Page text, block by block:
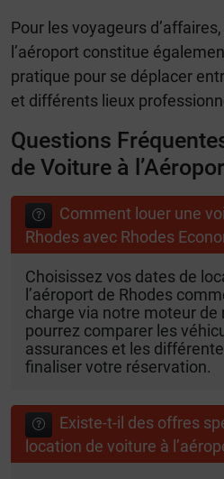
Pour les voyageurs
l’aéroport constitue
pratique pour se déplacer
et différents lieux
Questions
de Voiture à
Comment louer une
Rhodes avec Rhodes
Choisissez vos dates de
l’aéroport de Rhodes
charge via notre moteur de
pourrez comparer les
assurances et les
finaliser votre réservation.
Existe-t-il des offres
location de voiture à